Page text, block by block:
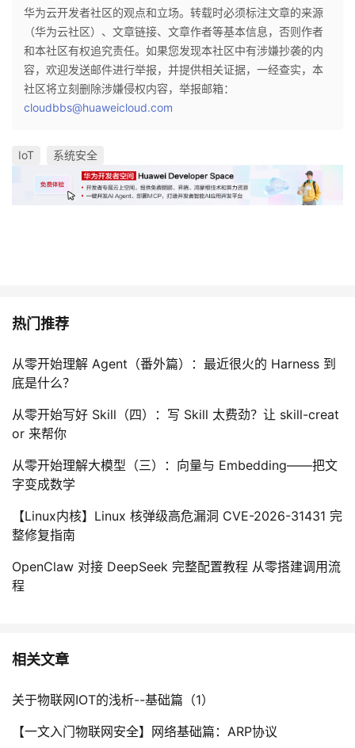
华为云开发者社区的观点和立场。转载时必须标注文章的来源
（华为云社区）、文章链接、文章作者等基本信息，否则作者
和本社区有权追究责任。如果您发现本社区中有涉嫌抄袭的内
容，欢迎发送邮件进行举报，并提供相关证据，一经查实，本
社区将立刻删除涉嫌侵权内容，举报邮箱：
cloudbbs@huaweicloud.com
IoT 系统安全
热门推荐
从零开始理解 Agent（番外篇）：最近很火的 Harness 到
底是什么？
从零开始写好 Skill（四）：写 Skill 太费劲？让 skill-creat
or 来帮你
从零开始理解大模型（三）：向量与 Embedding——把文
字变成数学
【Linux内核】Linux 核弹级高危漏洞 CVE-2026-31431 完
整修复指南
OpenClaw 对接 DeepSeek 完整配置教程 从零搭建调用流
程
相关文章
关于物联网IOT的浅析--基础篇（1）
【一文入门物联网安全】网络基础篇：ARP协议